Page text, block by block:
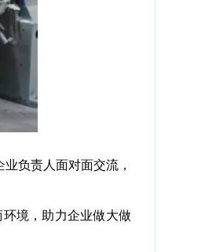
负责人面对面交流，
境，助力企业做大做